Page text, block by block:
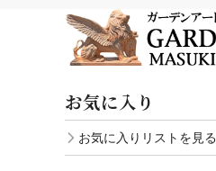
お気に入り
お気に入りリストを見る